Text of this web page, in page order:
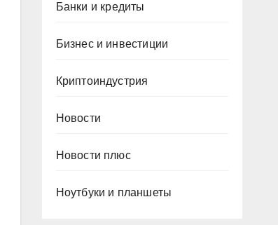
Банки и кредиты
Бизнес и инвестиции
Криптоиндустрия
Новости
Новости плюс
Ноутбуки и планшеты